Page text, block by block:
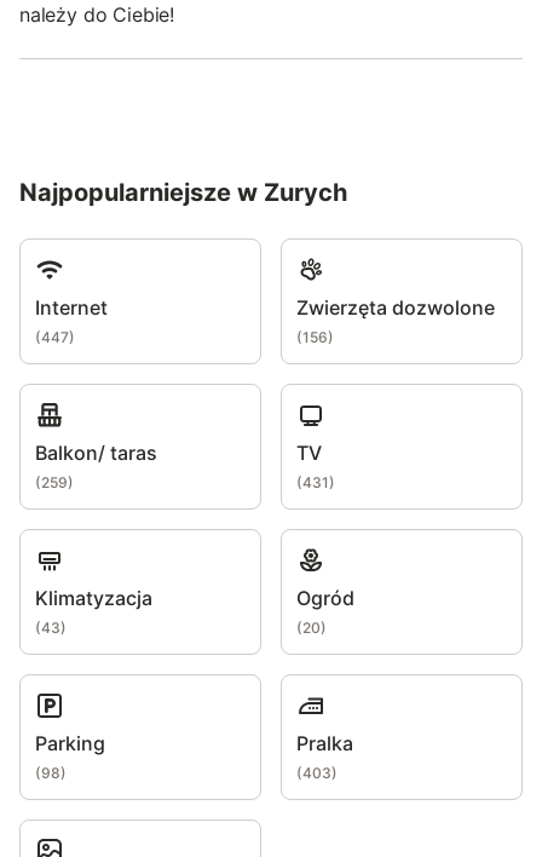
należy do Ciebie!
Najpopularniejsze w Zurych
Internet
(447)
Zwierzęta dozwolone
(156)
Balkon/ taras
(259)
TV
(431)
Klimatyzacja
(43)
Ogród
(20)
Parking
(98)
Pralka
(403)